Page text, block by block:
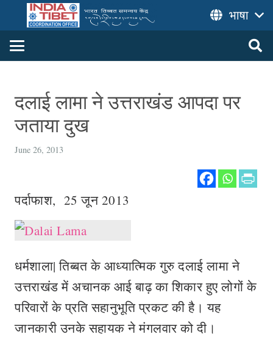
भाषा
दलाई लामा ने उत्तराखंड आपदा पर
जताया दुख
June 26, 2013
पर्दाफाश, 25 जून 2013
धर्मशाला| तिब्बत के आध्यात्मिक गुरु दलाई लामा ने
उत्तराखंड में अचानक आई बाढ़ का शिकार हुए लोगों के
परिवारों के प्रति सहानुभूति प्रकट की है। यह
जानकारी उनके सहायक ने मंगलवार को दी।